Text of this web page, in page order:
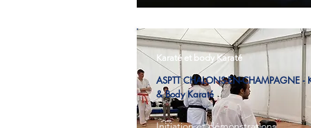
Karaté et body Karaté
ASPTT CHALONS-EN-CHAMPAGNE -
& Body Karaté